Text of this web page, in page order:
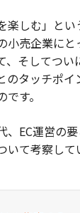
6432-0346
付：平日 10:00~17:00
楽しむ」と
小売企業にと
、そしてつ
のタッチポイ
す。
、EC運営の
て考察して